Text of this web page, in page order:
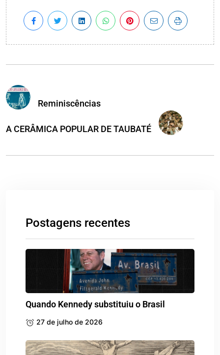
Reminiscências
A CERÂMICA POPULAR DE TAUBATÉ
Postagens recentes
Quando Kennedy substituiu o Brasil
27 de julho de 2026